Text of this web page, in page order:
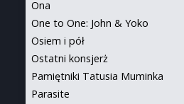
Ona
One to One: John & Yoko
Osiem i pół
Ostatni konsjerż
Pamiętniki Tatusia Muminka
Parasite